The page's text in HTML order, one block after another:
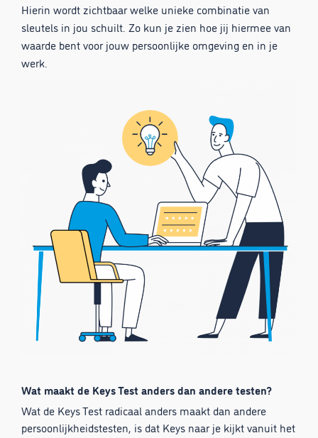
Hierin wordt zichtbaar welke unieke combinatie van
sleutels in jou schuilt. Zo kun je zien hoe jij hiermee van
waarde bent voor jouw persoonlijke omgeving en in je
werk.
Wat maakt de Keys Test anders dan andere testen?
Wat de Keys Test radicaal anders maakt dan andere
persoonlijkheidstesten, is dat Keys naar je kijkt vanuit het